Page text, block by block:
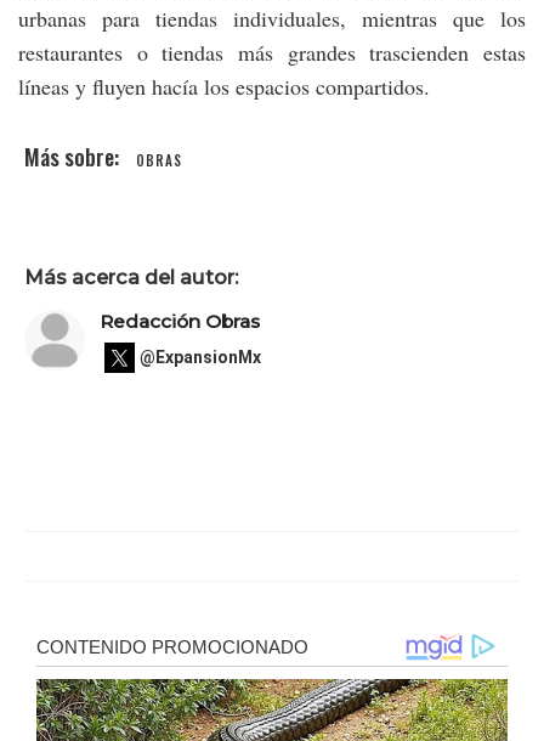
urbanas para tiendas individuales, mientras que los
restaurantes o tiendas más grandes trascienden estas
líneas y fluyen hacía los espacios compartidos.
OBRAS
Más acerca del autor:
Redacción Obras
@ExpansionMx